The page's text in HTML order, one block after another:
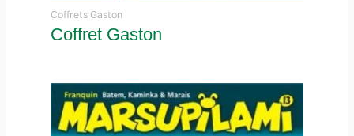
Coffrets Gaston
Coffret Gaston